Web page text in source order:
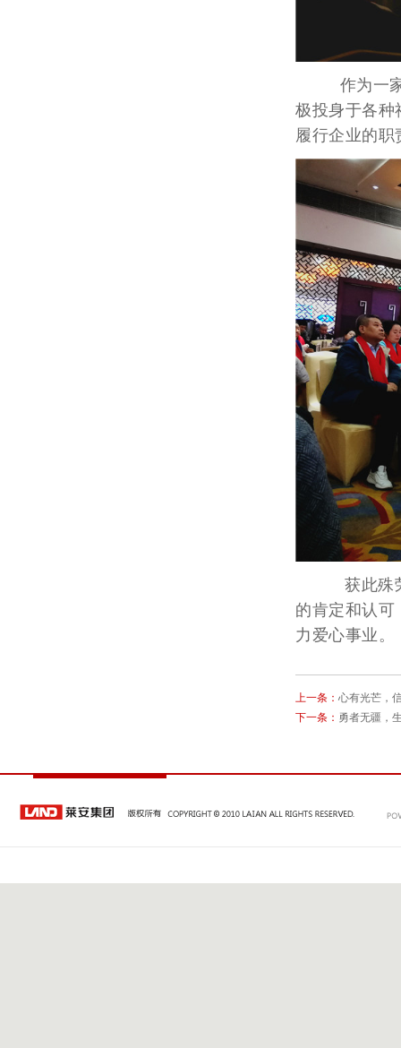
作为一家房
极投身于各种
履行企业的职
获此殊荣，
的肯定和认可
力爱心事业。
上一条： 心有光芒，
下一条： 勇者无疆，